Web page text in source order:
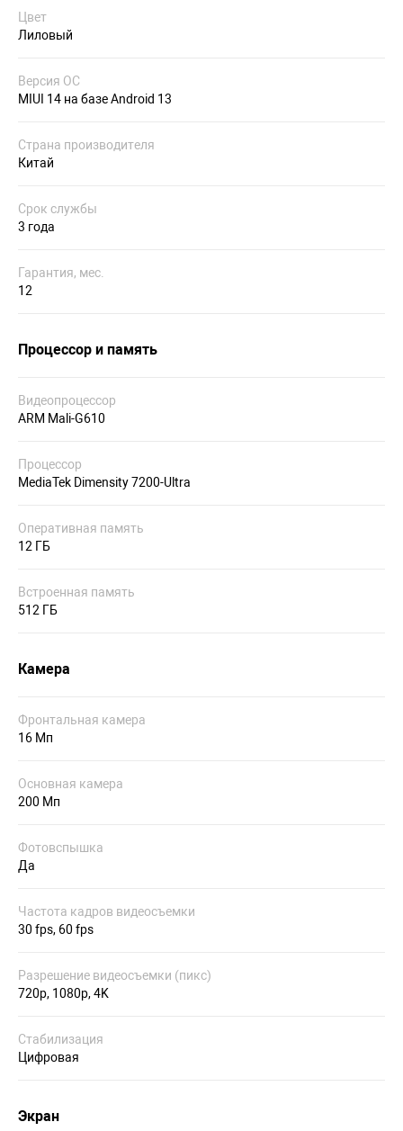
Цвет
Лиловый
Версия ОС
MIUI 14 на базе Android 13
Страна производителя
Китай
Срок службы
3 года
Гарантия, мес.
12
Процессор и память
Видеопроцессор
ARM Mali-G610
Процессор
MediaTek Dimensity 7200-Ultra
Оперативная память
12 ГБ
Встроенная память
512 ГБ
Камера
Фронтальная камера
16 Мп
Основная камера
200 Мп
Фотовспышка
Да
Частота кадров видеосъемки
30 fps, 60 fps
Разрешение видеосъемки (пикс)
720p, 1080p, 4K
Стабилизация
Цифровая
Экран